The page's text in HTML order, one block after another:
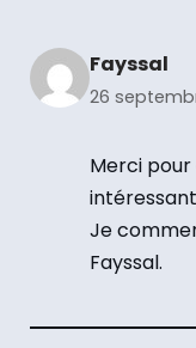
Fayssal
26
Merci
Je
Fayssal.